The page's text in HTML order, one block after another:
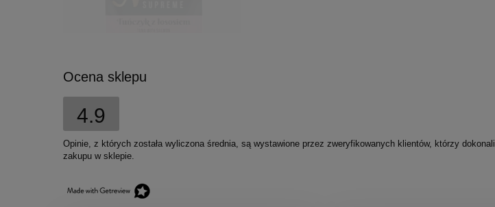
Nekko Supreme saszetka
galaretka kocięta tuńczyk
4,50 zł
Ocena sklepu
4.9
Opinie, z których została wyliczona średnia, są wystawione przez zweryfikowanych klientów, którzy dokonali
zakupu w sklepie.